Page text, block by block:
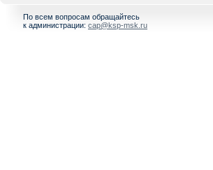
По всем вопросам обращайтесь
к администрации: cap@ksp-msk.ru